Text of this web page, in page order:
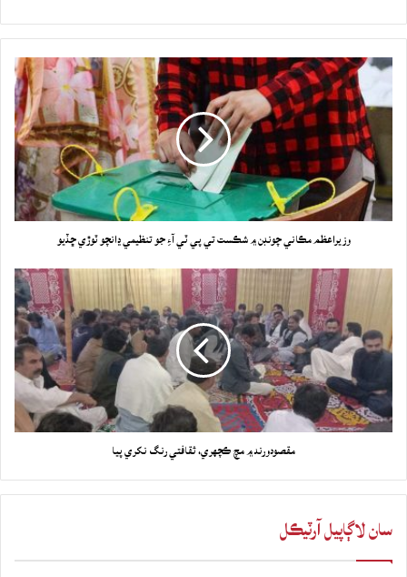
وزيراعظم مڪاني چونڊن ۾ شڪست تي پي ٽي آءِ جو تنظيمي ڍانچو ٽوڙي ڇڏيو
مقصودورند ۾ مچ ڪچهري، ثقافتي رنگ نکري پيا
سان لاڳاپيل آرٽيڪل